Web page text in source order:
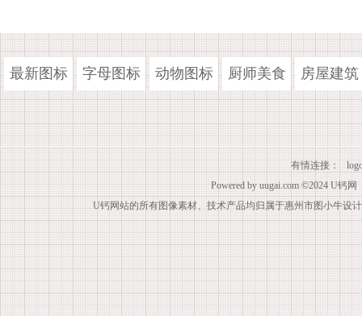
最新图标 字母图标 动物图标 厨师美食 房屋建筑
有情连接：
Powered by uugai.com ©2024 U钙网
U钙网站的所有图像素材、技术产品均归属于惠州市图小牛设